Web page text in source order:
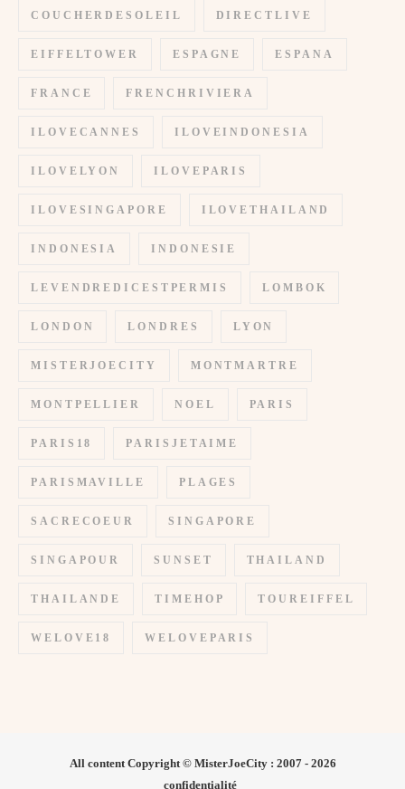
COUCHERDESOLEIL DIRECTLIVE
EIFFELTOWER ESPAGNE ESPANA
FRANCE FRENCHRIVIERA
ILOVECANNES ILOVEINDONESIA
ILOVELYON ILOVEPARIS
ILOVESINGAPORE ILOVETHAILAND
INDONESIA INDONESIE
LEVENDREDICESTPERMIS LOMBOK
LONDON LONDRES LYON
MISTERJOECITY MONTMARTRE
MONTPELLIER NOEL PARIS
PARIS18 PARISJETAIME
PARISMAVILLE PLAGES
SACRECOEUR SINGAPORE
SINGAPOUR SUNSET THAILAND
THAILANDE TIMEHOP TOUREIFFEL
WELOVE18 WELOVEPARIS
All content Copyright © MisterJoeCity : 2007 - 2026
confidentialité